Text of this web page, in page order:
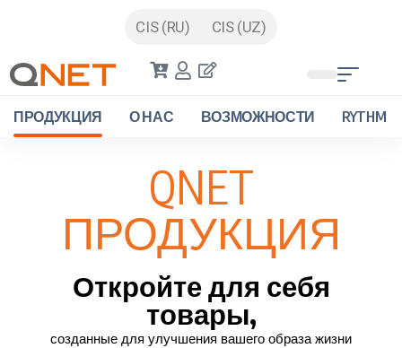
CIS (RU) CIS (UZ)
ПРОДУКЦИЯ О НАС ВОЗМОЖНОСТИ RYTHM
QNET
ПРОДУКЦИЯ
Откройте для себя
товары,
созданные для улучшения вашего образа жизни